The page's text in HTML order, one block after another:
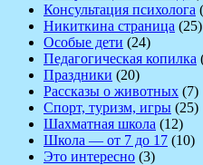
Консультация психолога
Никиткина страница (25)
Особые дети (24)
Педагогическая копилка
Праздники (20)
Рассказы о животных (7)
Спорт, туризм, игры (25)
Шахматная школа (12)
Школа — от 7 до 17 (10)
Это интересно (3)